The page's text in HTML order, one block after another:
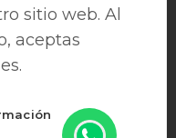
sitio web. Al
aceptas